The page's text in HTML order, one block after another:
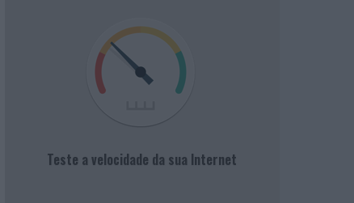
Teste a velocidade da sua Internet